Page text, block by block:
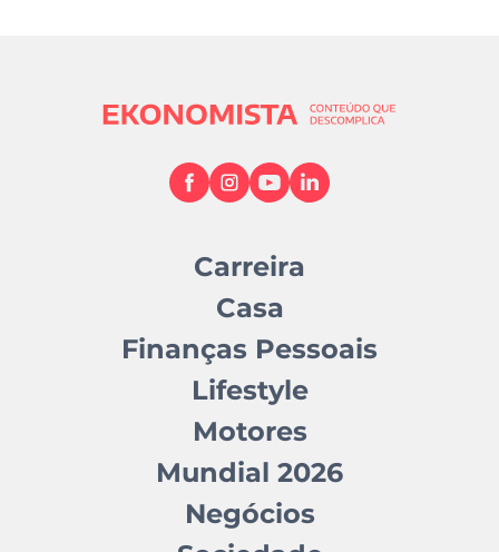
Carreira
Casa
Finanças Pessoais
Lifestyle
Motores
Mundial 2026
Negócios